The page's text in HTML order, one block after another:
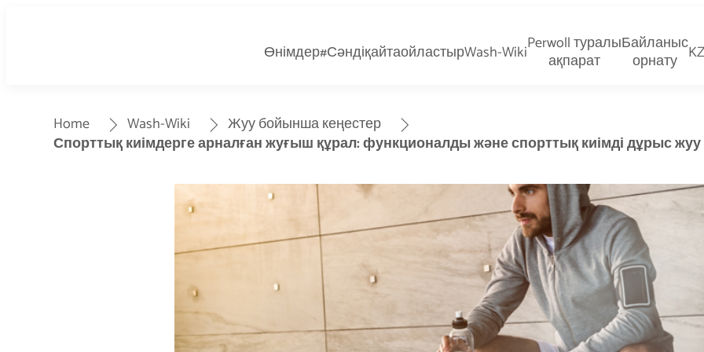
Өнімдер#СәндіқайтаойластырWash-WikiPerwoll туралы
ақпарат
Байланыс
орнату
Home Wash-Wiki
Жуу бойынша кеңестер
Спорттық киімдерге арналған жуғыш құрал: функционалды және спорттық киімді дұрыс жуу